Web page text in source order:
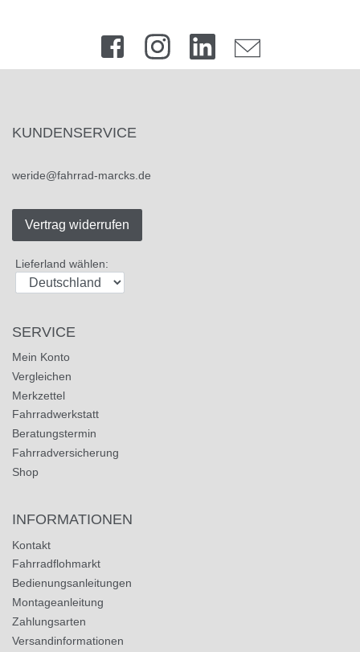
KUNDENSERVICE
weride@fahrrad-marcks.de
Vertrag widerrufen
Lieferland wählen:
SERVICE
Mein Konto
Vergleichen
Merkzettel
Fahrradwerkstatt
Beratungstermin
Fahrradversicherung
Shop
INFORMATIONEN
Kontakt
Fahrradflohmarkt
Bedienungsanleitungen
Montageanleitung
Zahlungsarten
Versandinformationen